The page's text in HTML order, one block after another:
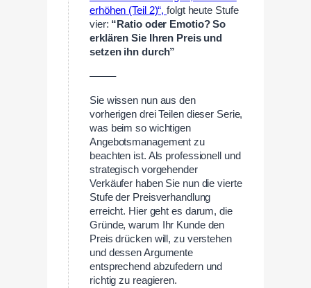
erhöhen (Teil 2)“,folgt heute Stufe
vier: “Ratio oder Emotio? So
erklären Sie Ihren Preis und
setzen ihn durch”
——–
Sie wissen nun aus den
vorherigen drei Teilen dieser Serie,
was beim so wichtigen
Angebotsmanagement zu
beachten ist. Als professionell und
strategisch vorgehender
Verkäufer haben Sie nun die vierte
Stufe der Preisverhandlung
erreicht. Hier geht es darum, die
Gründe, warum Ihr Kunde den
Preis drücken will, zu verstehen
und dessen Argumente
entsprechend abzufedern und
richtig zu reagieren.